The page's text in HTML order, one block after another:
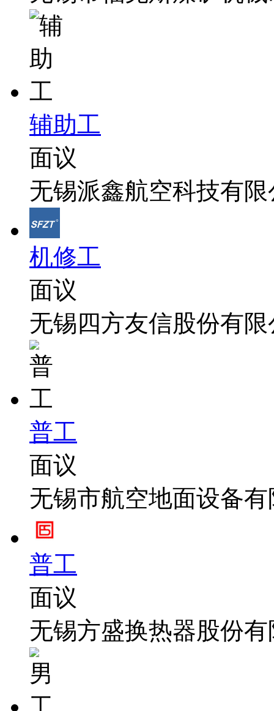
辅助工
面议
无锡派鑫航空科技有限
机修工
面议
无锡四方友信股份有限
普工
面议
无锡市航空地面设备
普工
面议
无锡方盛换热器股份